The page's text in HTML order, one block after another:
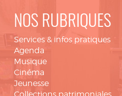
NOS RUBRIQUES
Services & infos pratiques
Agenda
Musique
Cinéma
Jeunesse